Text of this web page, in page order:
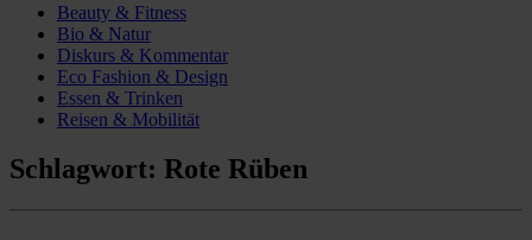
Beauty & Fitness
Bio & Natur
Diskurs & Kommentar
Eco Fashion & Design
Essen & Trinken
Reisen & Mobilität
Schlagwort: Rote Rüben